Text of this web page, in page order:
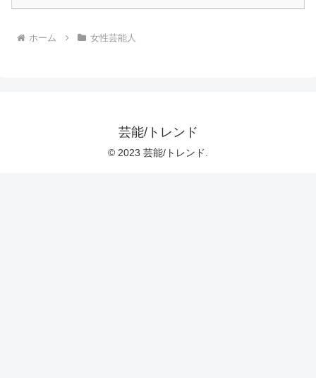
ホーム 女性芸能人
芸能/トレンド
© 2023 芸能/トレンド.